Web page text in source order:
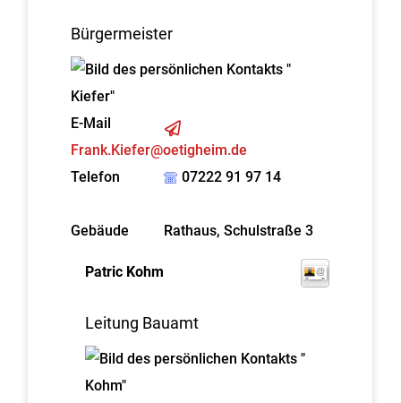
Bürgermeister
E-Mail
Frank.Kiefer@oetigheim.de
Telefon
07222 91 97 14
Gebäude Rathaus, Schulstraße 3
Patric Kohm
Leitung Bauamt